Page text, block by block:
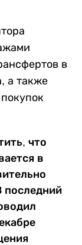
в
а также
что
в
последний